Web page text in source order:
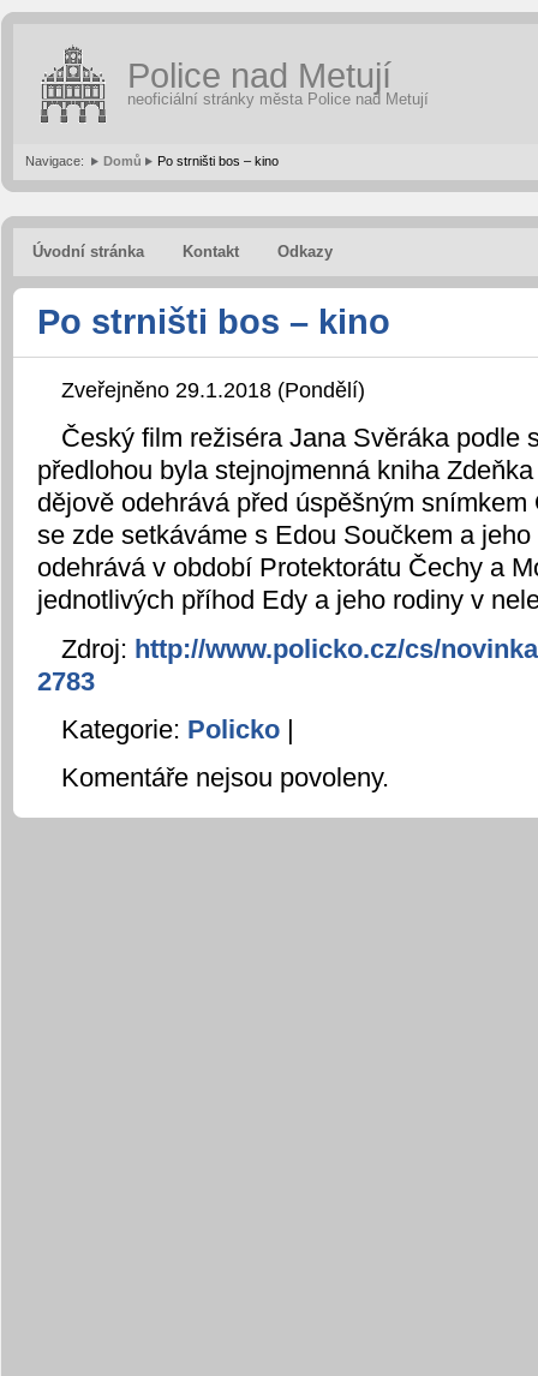
Police nad Metují
neoficiální stránky města Police nad Metují
Navigace: Domů Po strništi bos – kino
Úvodní stránka Kontakt Odkazy
Po strništi bos – kino
Zveřejněno 29.1.2018 (Pondělí)
Český film režiséra Jana Svěráka podle
předlohou byla stejnojmenná kniha
dějově odehrává před úspěšným
se zde setkáváme s Edou Součkem a
odehrává v období Protektorátu Čechy a
jednotlivých příhod Edy a jeho rodiny v
Zdroj: http://www.policko.cz/cs/
2783
Kategorie: Policko |
Komentáře nejsou povoleny.